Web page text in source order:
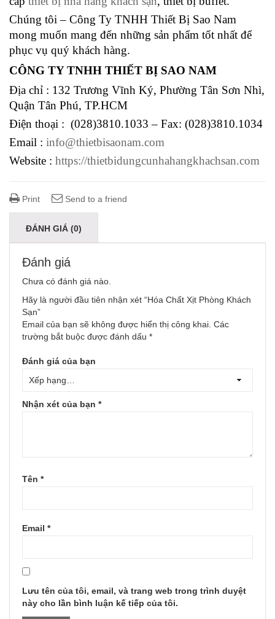
Chúng tôi – Công Ty TNHH Thiết Bị Sao Nam
mong muốn mang đến những sản phẩm tốt nhất để
phục vụ quý khách hàng.
CÔNG TY TNHH THIẾT BỊ SAO NAM
Địa chỉ : 132 Trương Vĩnh Ký, Phường Tân Sơn Nhì,
Quận Tân Phú, TP.HCM
Điện thoại : (028)3810.1033 – Fax: (028)3810.1034
Email : info@thietbisaonam.com
Website : https://thietbidungcunhahangkhachsan.com
Print Send to a friend
ĐÁNH GIÁ (0)
Đánh giá
Chưa có đánh giá nào.
Hãy là người đầu tiên nhận xét “Hóa Chất Xịt Phòng Khách
Sạn”
Email của bạn sẽ không được hiển thị công khai. Các
trường bắt buộc được đánh dấu *
Đánh giá của bạn
Nhận xét của bạn *
Tên *
Email *
Lưu tên của tôi, email, và trang web trong trình duyệt
này cho lần bình luận kế tiếp của tôi.